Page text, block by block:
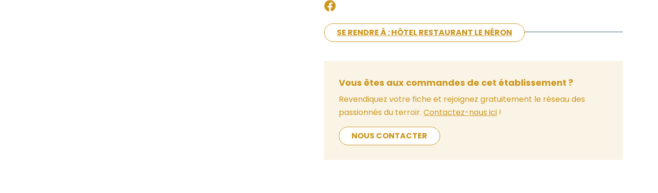
SE RENDRE À : HÔTEL RESTAURANT LE NÉRON
Vous êtes aux commandes de cet établissement ?
Revendiquez votre fiche et rejoignez gratuitement le réseau des
passionnés du terroir. Contactez-nous ici !
NOUS CONTACTER